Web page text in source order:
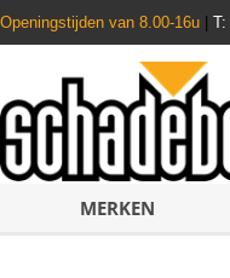
Openingstijden van 8.00-16u T:
MERKEN